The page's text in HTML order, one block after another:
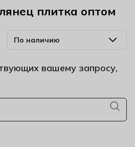
плитка оптом
вашему запросу,